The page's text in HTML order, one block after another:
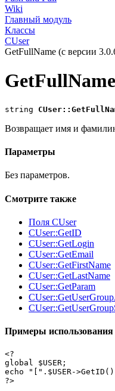
Wiki
Главный модуль
Классы
CUser
GetFullName (с версии
GetFullName
string
Возвращает имя и
Параметры
Без параметров.
Смотрите также
Поля CUser
CUser::GetID
CUser::GetLogin
CUser::GetEmail
CUser::GetFirstName
CUser::GetLastName
CUser::GetParam
Примеры использования
<?
global $USER;
echo "[".$USER-
?>